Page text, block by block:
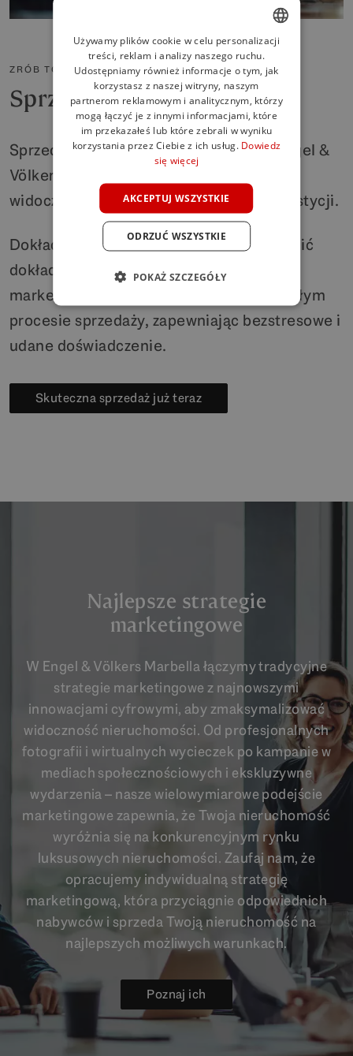
ZRÓB TO Z LUKSUSOWYMI EKSPERTAMI
Sprzedaż z E&V Marbella
Sprzedaż nieruchomości w Marbelli z Engel &
Völkers oznacza zapewnienie najlepszej
widoczności i najwyższego zwrotu z inwestycji.
Dokładamy wszelkich starań, aby zapewnić
dokładną wycenę, innowacyjne strategie
marketingowe i fachowe doradztwo w całym
procesie sprzedaży, zapewniając bezstresowe i
udane doświadczenie.
Skuteczna sprzedaż już teraz
Najlepsze strategie
marketingowe
W Engel & Völkers Marbella łączymy tradycyjne
strategie marketingowe z najnowszymi
innowacjami cyfrowymi, aby zmaksymalizować
widoczność nieruchomości. Od profesjonalnych
fotografii i wirtualnych wycieczek po kampanie w
mediach społecznościowych i ekskluzywne
wydarzenia – nasze wielowymiarowe podejście
marketingowe zapewnia, że Twoja nieruchomość
wyróżnia się na konkurencyjnym rynku
luksusowych nieruchomości. Zaufaj nam, że
opracujemy indywidualną strategię
marketingową, która przyciągnie odpowiednich
nabywców i sprzeda Twoją nieruchomość na
najlepszych możliwych warunkach.
Poznaj ich
ENGLISH
SPANISH
FRENCH
GERMAN
Używamy plików cookie w celu personalizacji
treści, reklam i analizy naszego ruchu.
Udostępniamy również informacje o tym, jak
korzystasz z naszej witryny, naszym
partnerom reklamowym i analitycznym, którzy
mogą łączyć je z innymi informacjami, które
im przekazałeś lub które zebrali w wyniku
korzystania przez Ciebie z ich usług. Dowiedz
się więcej
AKCEPTUJ WSZYSTKIE
ODRZUĆ WSZYSTKIE
POKAŻ SZCZEGÓŁY